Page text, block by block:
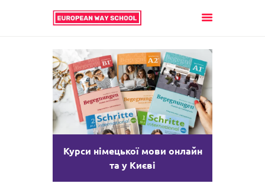
ГОЛОВНА
АНГЛІЙСЬКА
НІМЕЦЬКА
ІСПАНСЬКА
ІТАЛІЙСЬКА
Курси німецької мови онлайн
та у Києві